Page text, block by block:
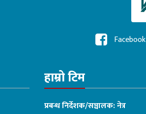
Facebook
हाम्रो टिम
प्रबन्ध निर्देशक/सञ्चालक: नेत्र